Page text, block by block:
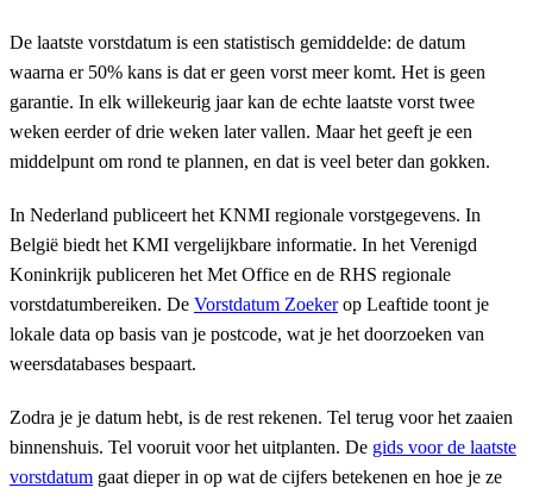
De laatste vorstdatum is een statistisch gemiddelde: de datum
waarna er 50% kans is dat er geen vorst meer komt. Het is geen
garantie. In elk willekeurig jaar kan de echte laatste vorst twee
weken eerder of drie weken later vallen. Maar het geeft je een
middelpunt om rond te plannen, en dat is veel beter dan gokken.
In Nederland publiceert het KNMI regionale vorstgegevens. In
België biedt het KMI vergelijkbare informatie. In het Verenigd
Koninkrijk publiceren het Met Office en de RHS regionale
vorstdatumbereiken. De Vorstdatum Zoekerop Leaftide toont je
lokale data op basis van je postcode, wat je het doorzoeken van
weersdatabases bespaart.
Zodra je je datum hebt, is de rest rekenen. Tel terug voor het zaaien
binnenshuis. Tel vooruit voor het uitplanten. De gids voor de laatste
vorstdatum gaat dieper in op wat de cijfers betekenen en hoe je ze